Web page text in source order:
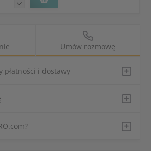
Umów rozmowę
płatności i dostawy